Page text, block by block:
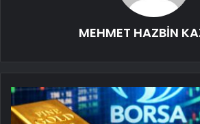
MEHMET HAZBİN